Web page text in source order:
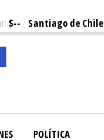
$-- Santiago de Chile
POLÍTICA